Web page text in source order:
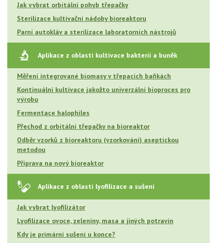
Jak vybrat orbitální pohyb třepačky
Sterilizace kultivační nádoby bioreaktoru
Parní autokláv a sterilizace laboratorních nástrojů
Aplikace z oblasti kultivace bakterií a buněk
Měření integrované biomasy v třepacích baňkách
Kontinuální kultivace jakožto univerzální bioproces pro
výrobu
Fermentace halophiles
Přechod z orbitální třepačky na bioreaktor
Odběr vzorků z bioreaktoru (vzorkování) aseptickou
metodou
Příprava na nový bioreaktor
Aplikace z oblasti lyofilizace a sušení
Jak vybrat lyofilizátor
Lyofilizace ovoce, zeleniny, masa a jiných potravin
Kdy je primární sušení u konce?